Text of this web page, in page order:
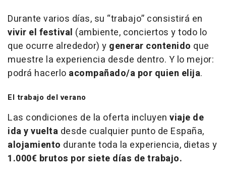
Durante varios días, su “trabajo” consistirá en
vivir el festival (ambiente, conciertos y todo lo
que ocurre alrededor) y generar contenido que
muestre la experiencia desde dentro. Y lo mejor:
podrá hacerlo acompañado/a por quien elija.
El trabajo del verano
Las condiciones de la oferta incluyen viaje de
ida y vuelta desde cualquier punto de España,
alojamiento durante toda la experiencia, dietas y
1.000€ brutos por siete días de trabajo.